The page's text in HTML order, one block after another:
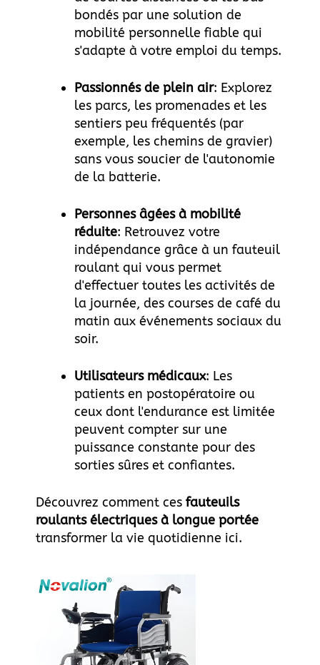
bondés par une solution de
mobilité personnelle fiable qui
s'adapte à votre emploi du temps.
Passionnés de plein air: Explorez
les parcs, les promenades et les
sentiers peu fréquentés (par
exemple, les chemins de gravier)
sans vous soucier de l'autonomie
de la batterie.
Personnes âgées à mobilité
réduite: Retrouvez votre
indépendance grâce à un fauteuil
roulant qui vous permet
d'effectuer toutes les activités de
la journée, des courses de café du
matin aux événements sociaux du
soir.
Utilisateurs médicaux: Les
patients en postopératoire ou
ceux dont l'endurance est limitée
peuvent compter sur une
puissance constante pour des
sorties sûres et confiantes.
Découvrez comment ces fauteuils
roulants électriques à longue portée
transformer la vie quotidienne ici.